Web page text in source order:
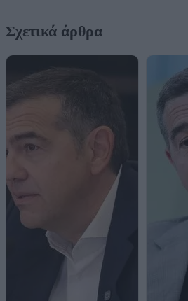
Σχετικά άρθρα